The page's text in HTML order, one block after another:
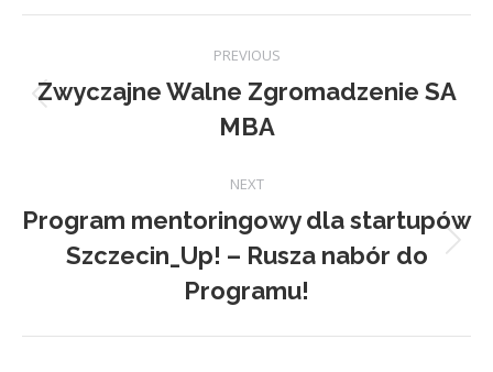
Facebook
X
PinterestLinkedIn
navigation
PREVIOUS
Previous
post:
Zwyczajne Walne Zgromadzenie SA
MBA
NEXT
Next
post:
Program mentoringowy dla startupów
Szczecin_Up! – Rusza nabór do
Programu!